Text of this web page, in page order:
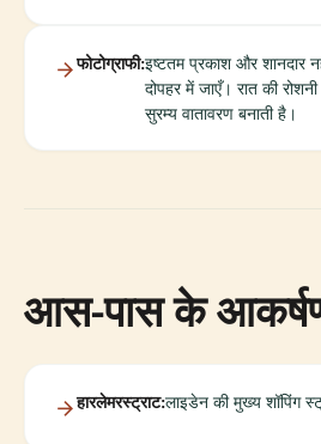
फोटोग्राफी:इष्टतम प्रकाश और शानदार
दोपहर में जाएँ। रात की
सुरम्य वातावरण बनाती है।
आस-पास के
हारलेमरस्ट्राट:लाइडेन की मुख्य शॉपिंग